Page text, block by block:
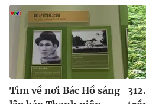
Tìm về nơi Bác Hồ sáng